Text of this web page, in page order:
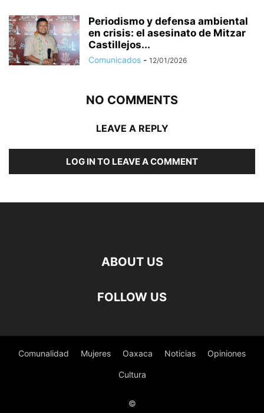
Periodismo y defensa ambiental
en crisis: el asesinato de Mitzar
Castillejos...
Comunicados - 12/01/2026
NO COMMENTS
LEAVE A REPLY
LOG IN TO LEAVE A COMMENT
ABOUT US
FOLLOW US
Comunalidad Mujeres Oaxaca Noticias Opiniones
Cultura
©